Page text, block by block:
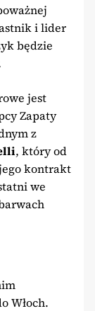
i lider
będzie
jest
Zapaty
z
, który od
kontrakt
we
Włoch.